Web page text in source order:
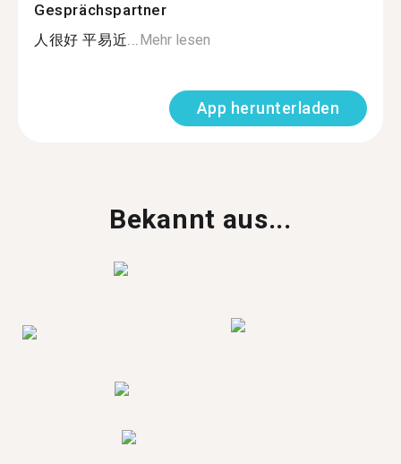
Gesprächspartner
人很好 平易近...Mehr lesen
App herunterladen
Bekannt aus...